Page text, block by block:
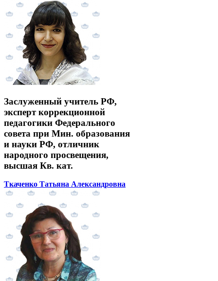
Заслуженный учитель РФ,
эксперт коррекционной
педагогики Федерального
совета при Мин. образования
и науки РФ, отличник
народного просвещения,
высшая Кв. кат.
Ткаченко Татьяна Александровна